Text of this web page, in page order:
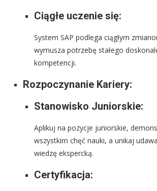
Ciągłe uczenie się:
System SAP podlega ciągłym
wymusza potrzebę stałego
kompetencji.
Rozpoczynanie Kariery:
Stanowisko Juniorskie:
Aplikuj na pozycje juniorskie,
wszystkim chęć nauki, a unikaj
wiedzę ekspercką.
Certyfikacja: